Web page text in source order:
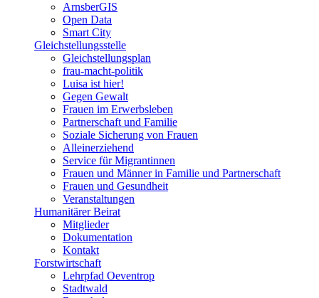
ArnsberGIS
Open Data
Smart City
Gleichstellungsstelle
Gleichstellungsplan
frau-macht-politik
Luisa ist hier!
Gegen Gewalt
Frauen im Erwerbsleben
Partnerschaft und Familie
Soziale Sicherung von Frauen
Alleinerziehend
Service für Migrantinnen
Frauen und Männer in Familie und Partnerschaft
Frauen und Gesundheit
Veranstaltungen
Humanitärer Beirat
Mitglieder
Dokumentation
Kontakt
Forstwirtschaft
Lehrpfad Oeventrop
Stadtwald